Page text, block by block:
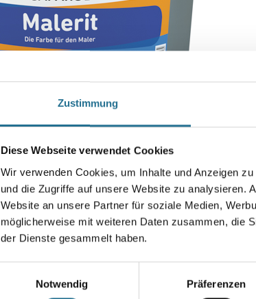
Zustimmung
Diese Webseite verwendet Cookies
Wir verwenden Cookies, um Inhalte und Anzeigen
und die Zugriffe auf unsere Website zu analysieren.
Website an unsere Partner für soziale Medien,
möglicherweise mit weiteren Daten zusammen, die
der Dienste gesammelt haben.
Notwendig
Präferenzen